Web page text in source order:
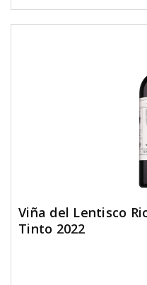
Viña del Lentisco
Tinto 2022